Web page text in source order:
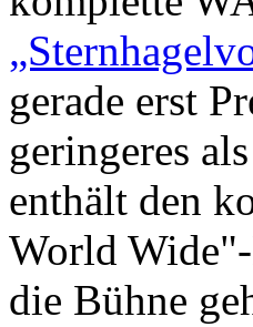
gerade erst
geringeres
enthält den
World
die Bühne